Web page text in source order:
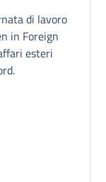
di lavoro
in Foreign
esteri